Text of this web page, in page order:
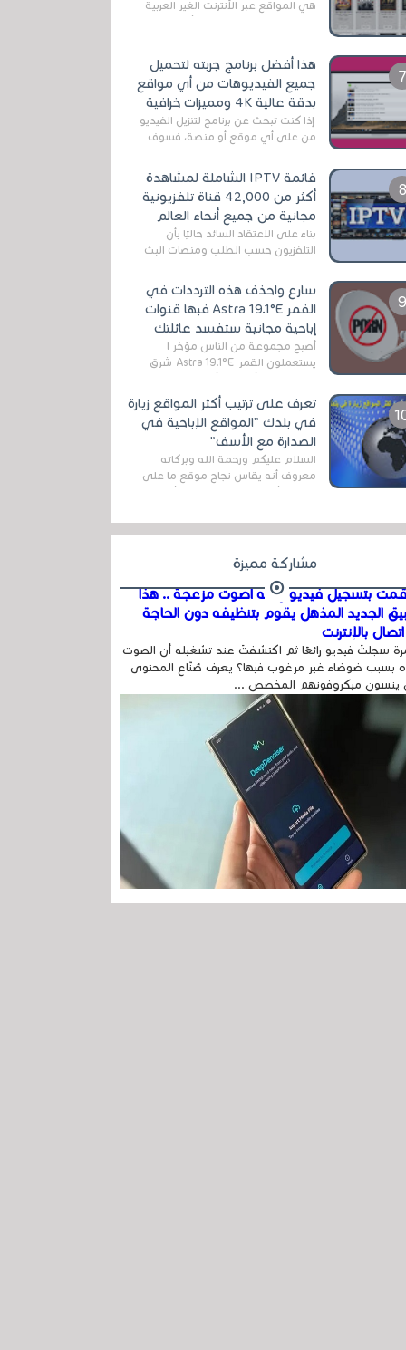
هي المواقع عبر الأنترنت الغير العربية
التي تقدم خدمة تحميل الأفلام على
هذا أفضل برنامج جربته لتحميل
جميع الفيديوهات من أي مواقع
بدقة عالية 4K ومميزات خرافية
إذا كنت تبحث عن برنامج لتنزيل الفيديو
من على أي موقع أو منصة، فسوف
الخاصة بالبرامج والتطبيقات في هذا
المج...
قائمة IPTV الشاملة لمشاهدة
أكثر من 42,000 قناة تلفزيونية
مجانية من جميع أنحاء العالم
بناءً على الاعتقاد السائد حاليًا بأن
التلفزيون حسب الطلب ومنصات البث
سارع واحذف هذه الترددات في
القمر Astra 19.1°E فبها قنوات
إباحية مجانية ستفسد عائلتك
أصبح مجموعة من الناس مؤخر ا
يستعملون القمر Astra 19.1°E شرق
قنوات مميزة جدا تنقل العديد من البرامج
اله...
تعرف على ترتيب أكثر المواقع زيارة
في بلدك "المواقع الإباحية في
الصدارة مع الأسف"
السلام عليكم ورحمة الله وبركاته
معروف أنه يقاس نجاح موقع ما على
في...
مشاركة مميزة
بتسجيل فيديو وفيه أصوت مزعجة .. هذا
الجديد المذهل يقوم بتنظيفه دون الحاجة
بالإنترنت
سجلتَ فيديو رائعًا ثم اكتشفتَ عند تشغيله أن الصوت
بسبب ضوضاء غير مرغوب فيها؟ يعرف صُنّاع المحتوى
ينسون ميكروفونهم المخصص ...